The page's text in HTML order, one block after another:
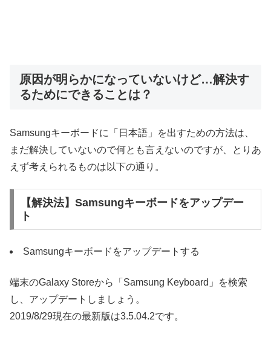
原因が明らかになっていないけど…解決す
るためにできることは？
Samsungキーボードに「日本語」を出すための方法は、
まだ解決していないので何とも言えないのですが、とりあ
えず考えられるものは以下の通り。
【解決法】Samsungキーボードをアップデー
ト
Samsungキーボードをアップデートする
端末のGalaxy Storeから「Samsung Keyboard」を検索
し、アップデートしましょう。
2019/8/29現在の最新版は3.5.04.2です。